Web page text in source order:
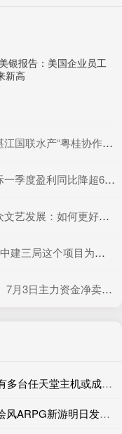
银报告：美国企业员工
新高
桂协作帮扶车间”在吴川揭牌
6成 三一国际首季营收超66亿元
何更好地与时代同频共振
个项目为安全生产示范
力资金净卖出820.19万元
权威配资 宫本茂：新旧共存！家家拥有多台任天堂主机或成常态
全国最靠谱股票投资咨询公司 国产手绘风ARPG新游明日发售！外媒：潜力与缺陷并存